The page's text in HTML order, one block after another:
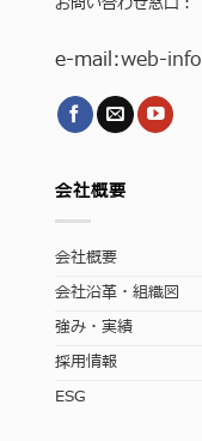
e-mail:web-info
会社概要
会社概要
会社沿革・組織図
強み・実績
採用情報
ESG